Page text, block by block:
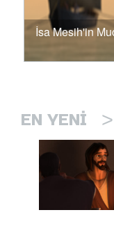
İsa Mesih'in
EN YENI >